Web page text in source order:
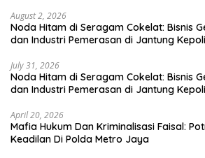
August 2, 2026
Noda Hitam di Seragam Cokelat: Bisnis
dan Industri Pemerasan di Jantung
July 31, 2026
Noda Hitam di Seragam Cokelat: Bisnis
dan Industri Pemerasan di Jantung
April 20, 2026
Mafia Hukum Dan Kriminalisasi Faisal:
Keadilan Di Polda Metro Jaya